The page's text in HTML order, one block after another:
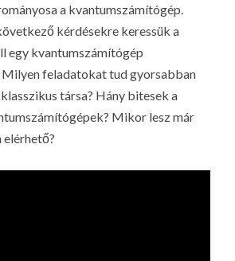
a kvantumszámítógép.
kérdésekre keressük a
egy kvantumszámítógép
Milyen feladatokat tud gyorsabban
társa? Hány bitesek a
Mikor lesz már
elérhető?